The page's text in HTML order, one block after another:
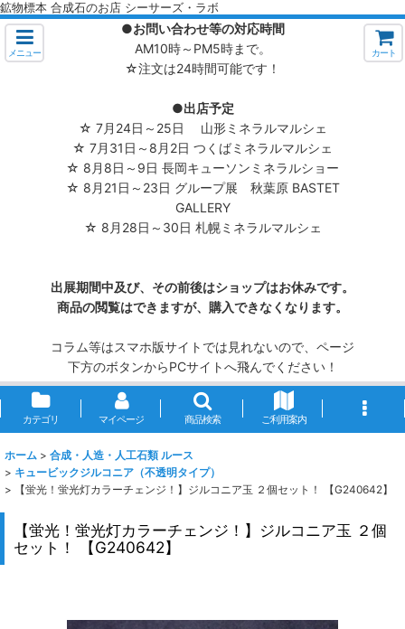
鉱物標本 合成石のお店 シーサーズ・ラボ
メニュー
●お問い合わせ等の対応時間
AM10時～PM5時まで。
☆注文は24時間可能です！
●出店予定
☆ 7月24日～25日 山形ミネラルマルシェ
☆ 7月31日～8月2日 つくばミネラルマルシェ
☆ 8月8日～9日 長岡キューソンミネラルショー
☆ 8月21日～23日 グループ展 秋葉原 BASTET
GALLERY
☆ 8月28日～30日 札幌ミネラルマルシェ
出展期間中及び、その前後はショップはお休みです。
商品の閲覧はできますが、購入できなくなります。
コラム等はスマホ版サイトでは見れないので、ページ
下方のボタンからPCサイトへ飛んでください！
カート
カテゴリ マイページ 商品検索 ご利用案内
ホーム > 合成・人造・人工石類 ルース
> キュービックジルコニア（不透明タイプ）
>
【蛍光！蛍光灯カラーチェンジ！】ジルコニア玉 ２個セット！ 【G240642】
【蛍光！蛍光灯カラーチェンジ！】ジルコニア玉 ２個
セット！ 【G240642】